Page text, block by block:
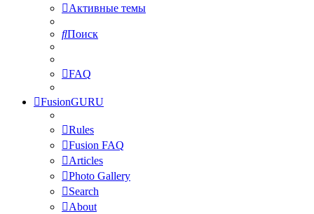
Активные темы
Поиск
FAQ
FusionGURU
Rules
Fusion FAQ
Articles
Photo Gallery
Search
About